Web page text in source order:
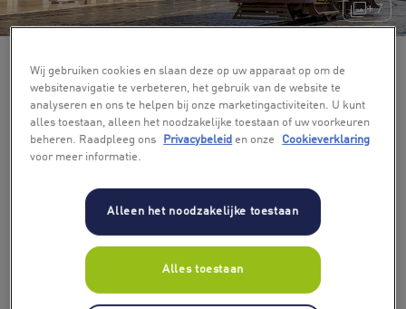
+ 7
Wij gebruiken cookies en slaan deze op uw apparaat op om de
websitenavigatie te verbeteren, het gebruik van de website te
analyseren en ons te helpen bij onze marketingactiviteiten. U kunt
alles toestaan, alleen het noodzakelijke toestaan of uw voorkeuren
beheren. Raadpleeg ons
Privacybeleid en onze
Cookieverklaring
voor meer informatie.
Alleen het noodzakelijke toestaan
Alles toestaan